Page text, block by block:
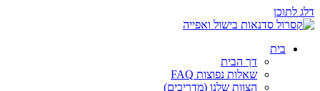
דלג לתוכן
בית
דך הבית
שאלות נפוצות FAQ
הצוות שלנו (מדריכים)